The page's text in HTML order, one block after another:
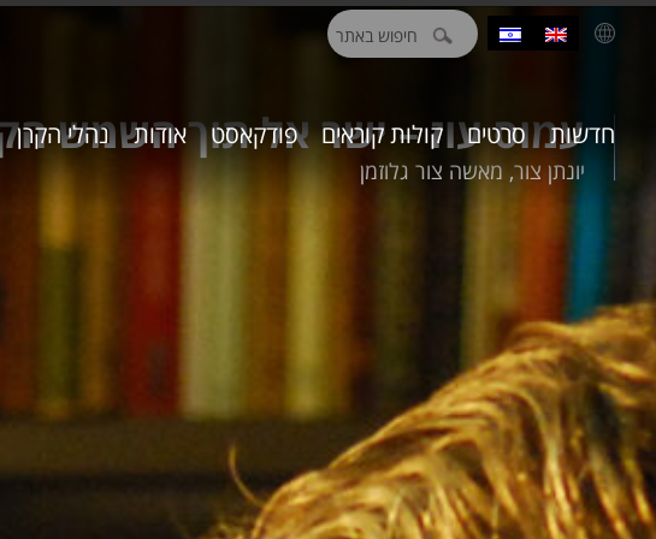
חיפוש:
חדשות סרטים קולות קוראים פודקאסט אודות נהלי הקרןעמוס עוז – ישר אל תוך השמש
יונתן צור, מאשה צור גלוזמן